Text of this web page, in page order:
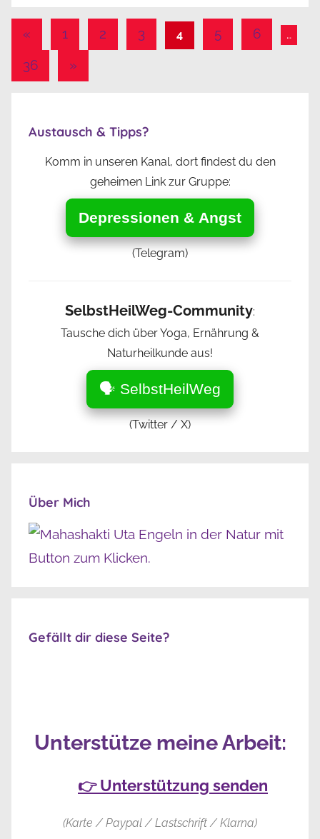
Seitennummerierung
Beiträge
« Vorherige
Beiträge
1 2 3 4 5 6 …
36
Nächste
»
Austausch & Tipps?
Komm in unseren Kanal, dort findest du den
geheimen Link zur Gruppe:
Depressionen & Angst
(Telegram)
SelbstHeilWeg-Community:
Tausche dich über Yoga, Ernährung &
Naturheilkunde aus!
🗣️ SelbstHeilWeg
(Twitter / X)
Über Mich
Gefällt dir diese Seite?
Unterstütze meine Arbeit:
👉 Unterstützung senden
(Karte / Paypal / Lastschrift / Klarna)